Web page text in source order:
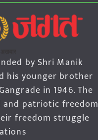
by Shri Manik
his younger brother
in 1946. The
patriotic freedom
freedom struggle